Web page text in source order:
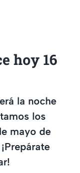
hoy 16
la noche
los
mayo de